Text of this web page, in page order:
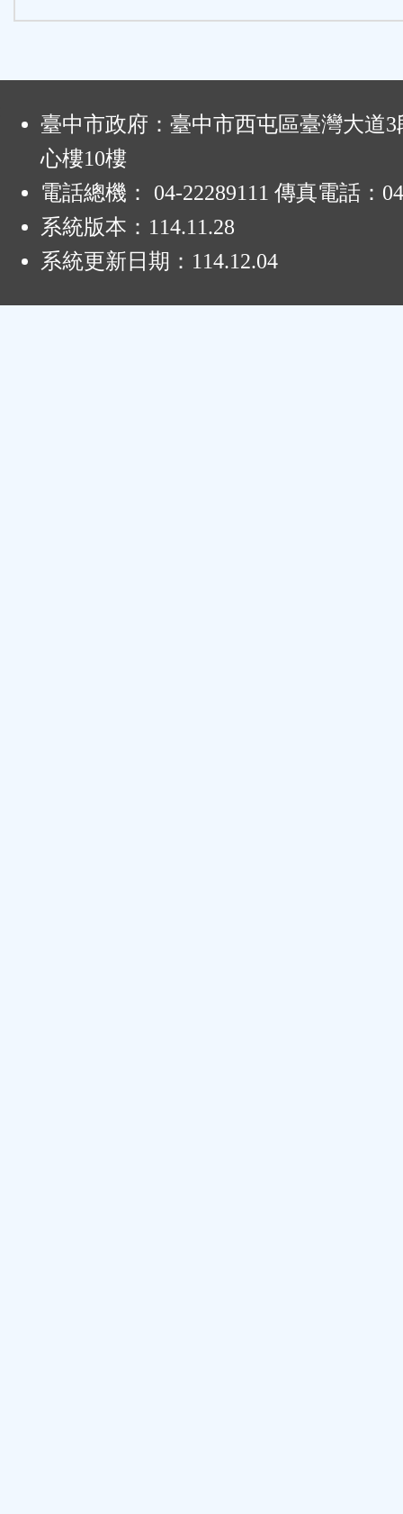
臺中市政府：臺中市西屯區臺灣大道3
心樓10樓
電話總機： 04-22289111 傳真電話：
系統版本： 114.11.28
系統更新日期： 114.12.04